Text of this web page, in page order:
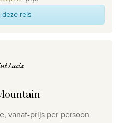
deze reis
Lucia
vanaf-prijs per persoon